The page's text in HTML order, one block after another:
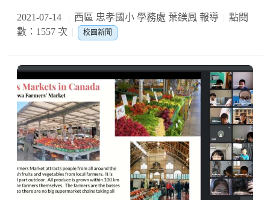
2021-07-14 西區 忠孝國小 學務處 葉鎂鳳 報導
點閱
數：1557 次
校園新聞